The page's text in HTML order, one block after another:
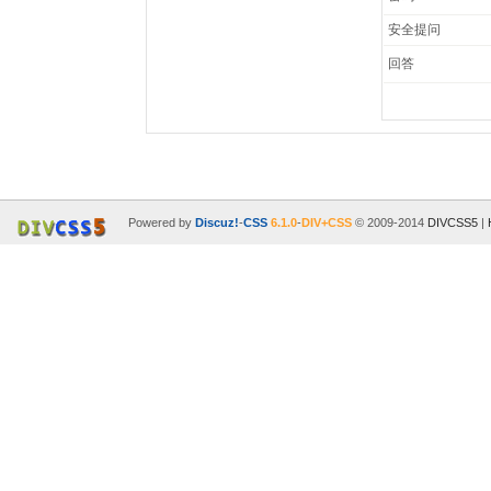
安全提问
回答
Powered byDiscuz!-CSS 6.1.0-DIV+CSS © 2009-2014 DIVCSS5 |